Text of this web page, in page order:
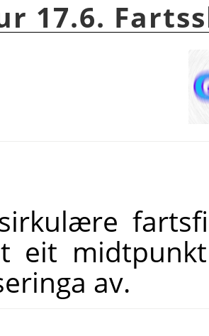
17.6.
eit
av.